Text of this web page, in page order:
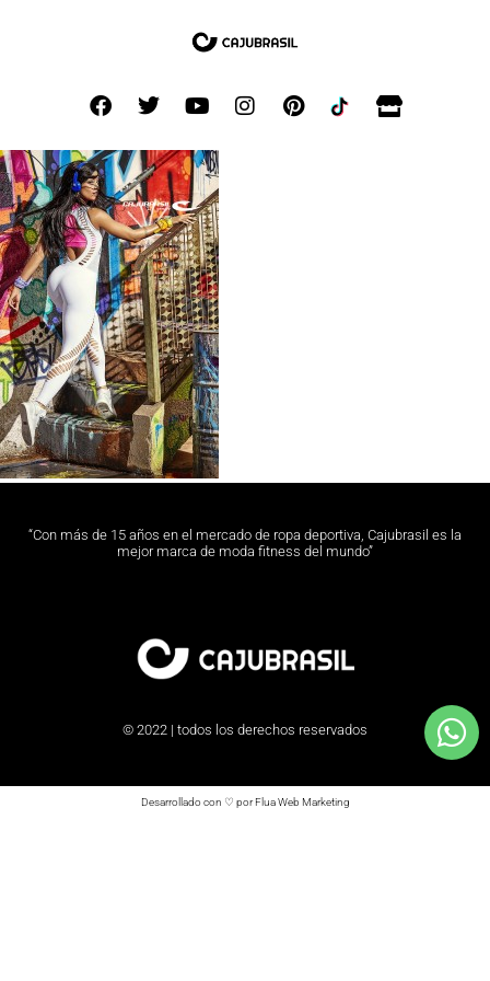
“Con más de 15 años en el mercado de ropa deportiva, Cajubrasil es la
mejor marca de moda fitness del mundo”
© 2022 | todos los derechos reservados
Desarrollado con ♡ por Flua Web Marketing